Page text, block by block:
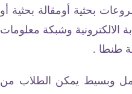
تقديم أبحاث أو مشروعات بحثية أومقالة بحثية أو
الالكترونية وشبكة معلومات
طنطا .
وبسيط يمكن الطلاب من